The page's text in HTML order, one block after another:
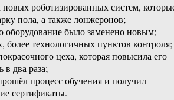
новых роботизированных систем,
пола, а также лонжеронов;
оборудование было заменено новым;
более технологичных пунктов контроля;
цеха, которая повысила его
в два раза;
процесс обучения и получил
сертификаты.